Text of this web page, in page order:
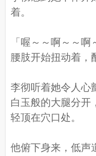
着。
「喔～～啊～～
腰肢开始扭动着，
李彻听着她令人心
白玉般的大腿分开
轻顶在穴口处。
他俯下身来，低声